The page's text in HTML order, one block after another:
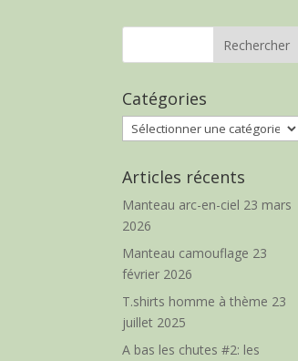
Catégories
Catégories
Articles récents
Manteau arc-en-ciel 23 mars
2026
Manteau camouflage 23
février 2026
T.shirts homme à thème 23
juillet 2025
A bas les chutes #2: les